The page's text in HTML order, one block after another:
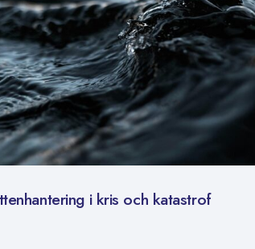
i kris och katastrof